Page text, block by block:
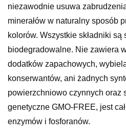
niezawodnie usuwa
minerałów w naturalny sposób
kolorów. Wszystkie składniki są
biodegradowalne. Nie zawiera
dodatków zapachowych,
konserwantów, ani żadnych
powierzchniowo czynnych oraz
genetyczne GMO-FREE, jest
enzymów i fosforanów.